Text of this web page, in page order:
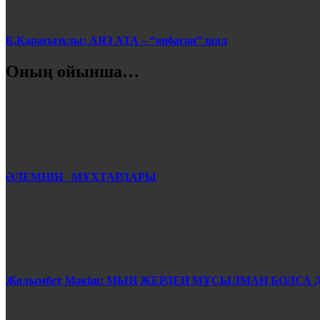
Б.Қарағызұлы: АЯЗ АТА – “оңбаған” шал
Оның ойынша…
ӘЛЕМНІҢ МҰХТАРЛАРЫ
Жолымбет Мәкіш: МЫҢ ЖЕРДЕН МҰСЫЛМАН БОЛСА